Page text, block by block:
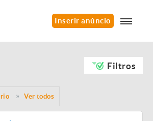
Inserir anúncio
Filtros
Ver todos